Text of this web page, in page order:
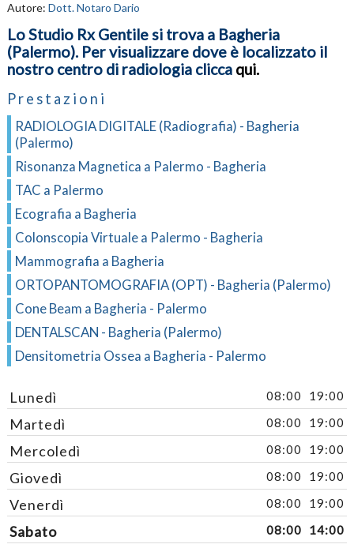
Autore: Dott. Notaro Dario
Lo Studio Rx Gentile si trova a Bagheria
(Palermo). Per visualizzare dove è localizzato il
nostro centro di radiologia clicca qui.
Prestazioni
RADIOLOGIA DIGITALE (Radiografia) - Bagheria
(Palermo)
Risonanza Magnetica a Palermo - Bagheria
TAC a Palermo
Ecografia a Bagheria
Colonscopia Virtuale a Palermo - Bagheria
Mammografia a Bagheria
ORTOPANTOMOGRAFIA (OPT) - Bagheria (Palermo)
Cone Beam a Bagheria - Palermo
DENTALSCAN - Bagheria (Palermo)
Densitometria Ossea a Bagheria - Palermo
Lunedì 08:00 19:00
Martedì 08:00 19:00
Mercoledì 08:00 19:00
Giovedì 08:00 19:00
Venerdì 08:00 19:00
Sabato 08:00 14:00